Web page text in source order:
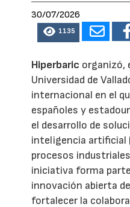
30/07/2026
1135
Hiperbaric organizó,
Universidad de
internacional en el
españoles y
el desarrollo de
inteligencia artificial
procesos
iniciativa forma
innovación abierta
fortalecer la